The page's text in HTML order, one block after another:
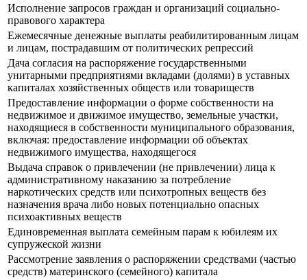
Исполнение запросов граждан и организаций социально-
правового характера
Ежемесячные денежные выплаты реабилитированным лицам
и лицам, пострадавшим от политических репрессий
Дача согласия на распоряжение государственными
унитарными предприятиями вкладами (долями) в уставных
капиталах хозяйственных обществ или товариществ
Предоставление информации о форме собственности на
недвижимое и движимое имущество, земельные участки,
находящиеся в собственности муниципального образования,
включая: предоставление информации об объектах
недвижимого имущества, находящегося
Выдача справок о привлечении (не привлечении) лица к
административному наказанию за потребление
наркотических средств или психотропных веществ без
назначения врача либо новых потенциально опасных
психоактивных веществ
Единовременная выплата семейным парам к юбилеям их
супружеской жизни
Рассмотрение заявления о распоряжении средствами (частью
средств) материнского (семейного) капитала